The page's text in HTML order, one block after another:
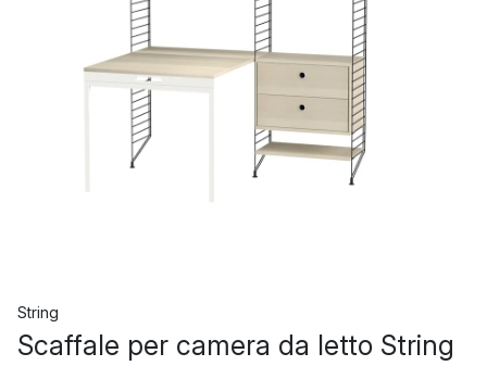
String
Scaffale per camera da letto String